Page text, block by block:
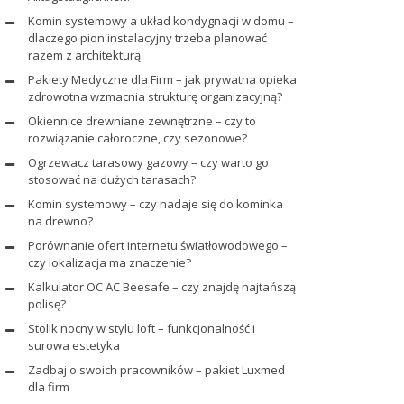
Komin systemowy a układ kondygnacji w domu –
dlaczego pion instalacyjny trzeba planować
razem z architekturą
Pakiety Medyczne dla Firm – jak prywatna opieka
zdrowotna wzmacnia strukturę organizacyjną?
Okiennice drewniane zewnętrzne – czy to
rozwiązanie całoroczne, czy sezonowe?
Ogrzewacz tarasowy gazowy – czy warto go
stosować na dużych tarasach?
Komin systemowy – czy nadaje się do kominka
na drewno?
Porównanie ofert internetu światłowodowego –
czy lokalizacja ma znaczenie?
Kalkulator OC AC Beesafe – czy znajdę najtańszą
polisę?
Stolik nocny w stylu loft – funkcjonalność i
surowa estetyka
Zadbaj o swoich pracowników – pakiet Luxmed
dla firm